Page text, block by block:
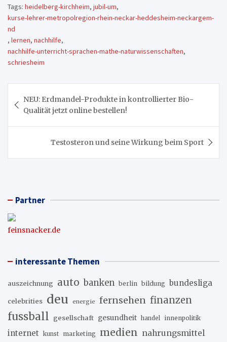
Tags: heidelberg-kirchheim, jubil-um,
kurse-lehrer-metropolregion-rhein-neckar-heddesheim-neckargem-
nd
, lernen, nachhilfe,
nachhilfe-unterricht-sprachen-mathe-naturwissenschaften,
schriesheim
NEU: Erdmandel-Produkte in kontrollierter Bio-
Qualität jetzt online bestellen!
Testosteron und seine Wirkung beim Sport
Partner
feinsnacker.de
interessante Themen
auszeichnung auto banken berlin bildung bundesliga
celebrities deu energie fernsehen finanzen
fussball gesellschaft gesundheit handel innenpolitik
internet kunst marketing medien nahrungsmittel